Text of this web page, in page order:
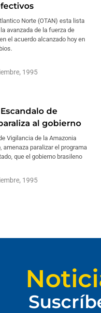
Norte (OTAN) esta lista
avanzada de la fuerza de
el acuerdo alcanzado hoy en
1995
Escandalo de
al gobierno
Vigilancia de la Amazonia
paralizar el programa
que el gobierno brasileno
1995